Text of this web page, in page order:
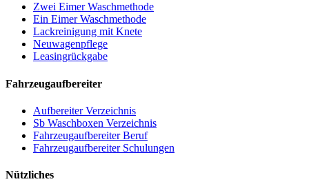
Zwei Eimer Waschmethode
Ein Eimer Waschmethode
Lackreinigung mit Knete
Neuwagenpflege
Leasingrückgabe
Fahrzeugaufbereiter
Aufbereiter Verzeichnis
Sb Waschboxen Verzeichnis
Fahrzeugaufbereiter Beruf
Fahrzeugaufbereiter Schulungen
Nützliches